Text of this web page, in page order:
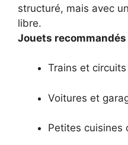
structuré, mais avec
libre.
Jouets recommandés
Trains et
Voitures et
Petites cuisines